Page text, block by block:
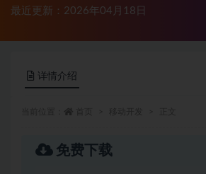
最近更新：2026年04月18日
详情介绍
免费下载